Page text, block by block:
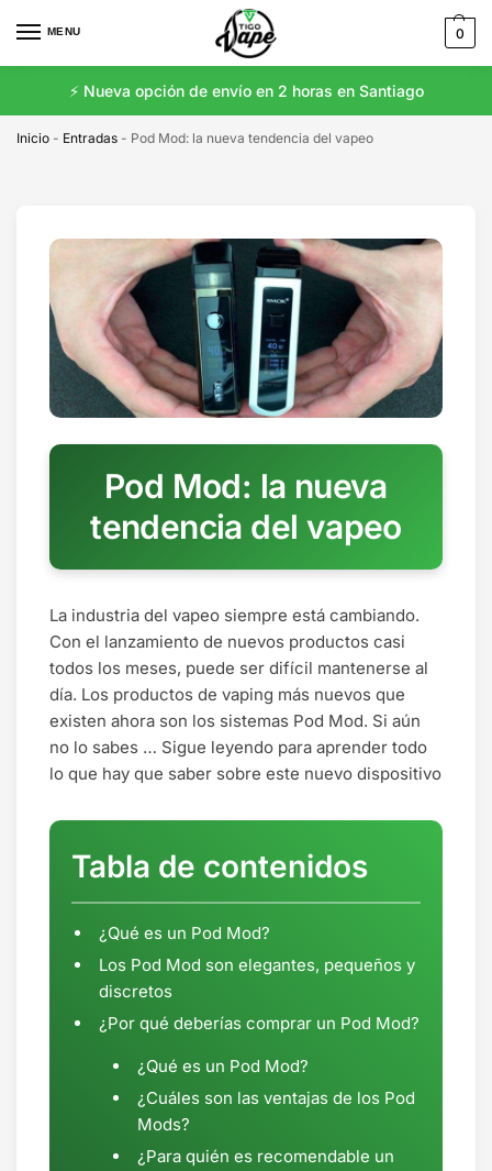
MENU 0
⚡️ Nueva opción de envío en 2 horas en Santiago
Inicio - Entradas - Pod Mod: la nueva tendencia del vapeo
Pod Mod: la nueva
tendencia del vapeo
La industria del vapeo siempre está cambiando.
Con el lanzamiento de nuevos productos casi
todos los meses, puede ser difícil mantenerse al
día. Los productos de vaping más nuevos que
existen ahora son los sistemas Pod Mod. Si aún
no lo sabes … Sigue leyendo para aprender todo
lo que hay que saber sobre este nuevo dispositivo
Tabla de contenidos
¿Qué es un Pod Mod?
Los Pod Mod son elegantes, pequeños y
discretos
¿Por qué deberías comprar un Pod Mod?
¿Qué es un Pod Mod?
¿Cuáles son las ventajas de los Pod
Mods?
¿Para quién es recomendable un